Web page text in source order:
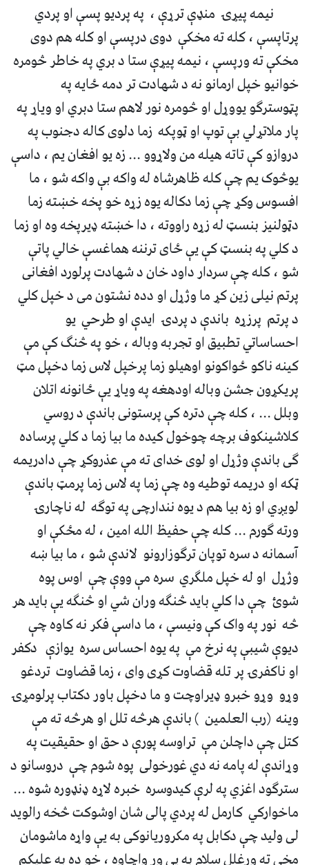
نیمه پیړۍ منډې ترړې ، په پردیو پسې او پردي
پرتاپسې ، کله ته مخکې دوی درپسې او کله هم دوی
مخکې ته ورپسې ، نیمه پیړې ستا د بري په خاطر څومره
خوانیو خپل ارمانو نه د شهادت تر دمه ځایه په
پټوسترګو یووړل او څومره نور لاهم ستا دبري او ویاړ په
پار ملاتړلي بې توپ او ټوپکه زما دلوی کاله دجنوب په
دروازو کې تاته هیله من ولاړوو ... زه یو افغان یم ، داسې
یوڅوک یم چې کله ظاهرشاه له واکه بې واکه شو ، ما
افسوس وکړ چې زما دکاله یوه زړه خو پخه خښته زما
دټولنیز بنسټ له زړه راووته ، دا خښته ډیرپخه وه او زما
د کلي په بنسټ کې یې ځای ترننه هماغسې خالي پاتې
شو ، کله چې سردار داود خان د شهادت پرلورد افغانی
پرتم نیلی زین کړ ما وژړل او دده نشتون می د خپل کلي
د پرتم پرزړه باندې د پردۍ ایدې او طرحي یو
احساساتي تطبیق او تجربه وباله ، خو په څنګ کې مې
کینه ناکو ځواکونو اوهیلو زما پرخپل لاس زما دخپل مټ
پریکړون جشن وباله اودهغه په ویاړ یې ځانونه اتلان
وبلل ... ، کله چې دتره کې پرستونی باندې د روسي
کلاشینکوف برچه چوخول کیده ما بیا زما د کلي پرساده
ګی باندې وژړل او لوی خدای ته مې عذروکړ چې دادریمه
ټکه او دریمه توطیه وه چې زما په لاس زما پرمټ باندې
لویږي او زه بیا هم د یوه نندارچی په توګه له ناچارۍ
ورته ګورم ... کله چې حفیظ الله امین ، له مځکې او
آسمانه د سره توپان ترګوزارونو لاندې شو ، ما بیا ښه
وژړل او له خپل ملګري سره مې ووې چې اوس پوه
شوئ چې دا کلي باید څنګه وران شي او څنګه یې باید هر
څه نور په واک کې ونیسې ، ما داسې فکر نه کاوه چې
دیوې شیبې په نرخ مې په یوه احساس سره یوازې دکفر
او ناکفرۍ پر تله قضاوت کړی وای ، زما قضاوت تردغو
وړو وړو خبرو ډیراوچت و ما دخپل باور دکتاب پرلومړۍ
وینه (رب العلمین ) باندې هرڅه تلل او هرڅه ته مې
کتل چې داچلن مې تراوسه پورې د حق او حقیقیت په
وړاندې له پامه نه دي غورخولی پوه شوم چې دروسانو د
سترګود اغزي په لرې کیدوسره خبره لاړه ډنډوره شوه ...
ماخوارکي کارمل له پردي پالی شان اوشوکت څخه رالوید
لی ولید چې دکابل په مکروریانوکی به یې واړه ماشومان
مخې ته ورغلل سلام به یې ور واچاوه ، خو ده به علیکم